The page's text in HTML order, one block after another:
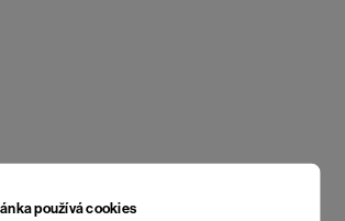
používá cookies